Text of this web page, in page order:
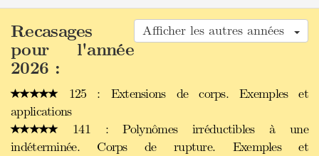
Afficher les autres années
Recasages
pour l'année
2026 :
125 : Extensions de corps. Exemples et
applications
141 : Polynômes irréductibles à une
indéterminée. Corps de rupture. Exemples et